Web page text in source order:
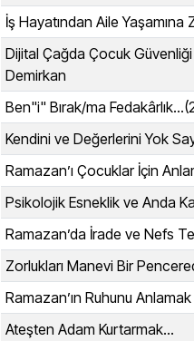
İş Hayatından Aile
Dijital Çağda Çocuk
Demirkan
Ben"i" Bırak/ma
Kendini ve Değerlerini Yok
Ramazan’ı Çocuklar İçin
Psikolojik Esneklik ve Anda
Ramazan’da İrade ve Nefs
Zorlukları Manevi Bir
Ramazan’ın Ruhunu
Ateşten Adam Kurtarmak…